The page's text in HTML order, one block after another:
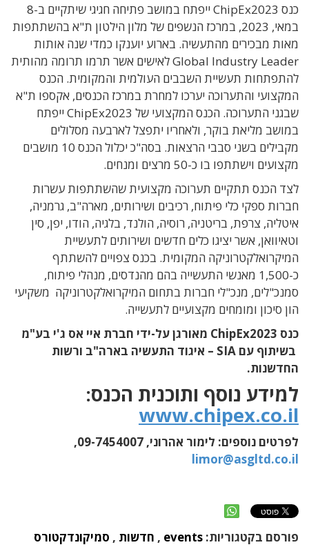
כנס ChipEx2023 ייפתח במושב פתיחה חגיגי שיתקיים ב-8
במאי, 2023, במרכז הנשפים של מלון הילטון ת"א בהשתתפות
מאות מבכירים מהתעשיה. בארוע יוענקו כמדי שנה אותות
Global Industry Leader לאישים אשר תרמו תרומה מהותית
להתפתחות תעשיית השבבים העולמית והמקומית. הכנס
המקצועי והתערוכה יערכו למחרת במרכז הכנסים, אקספו ת"א
שבגני התערוכה. הכנס המקצועי של ChipEx2023 ייפתח
במושב מליאת בוקר, ולאחריו יתפצל לארבעה מסלולים
מקבילים בשני סבבי הרצאות. בסה"כ יכלול הכנס 10 מושבים
מקצועים וישתתפו בו כ-50 מרצים ומנחים.
לצד הכנס תתקיים תערוכה מקצועית שהשתתפות עשרות
חברות ספקי כלי פיתוח, רכיבים ושירותים, מארה"ב, גרמניה,
איטליה, צרפת, בריטניה, רוסיה, הולנד, בלגיה, הודו, יפן, סין
וטאיוואן, אשר יציגו כלים חדשים ושירותים לתעשיית
המיקרואלקטרוניקה המקומית. בכנס צפויים להשתתף
כ-1,500 מאנשי התעשייה בהם מהנדסים, מנהלי פיתוח,
סמנכ"לים, מנכ"לי חברות בתחום המיקרואלקטרוניקה משקיעי
הון סיכון ומומחים מקצועיים לתעשייה.
כנס ChipEx2023 מאורגן על-ידי חברת איי אס ג'י בע"מ
בשיתוף עם SIA – איגוד התעשיה בארה"ב ורשות
החדשנות.
למידע נוסף ותוכנית הכנס:
www.chipex.co.il
לפרטים נוספים: לימור אהרוני, 09-7454007,
limor@asgltd.co.il
פורסם בקטגוריות: events
, חדשות , סמיקונדקטורס